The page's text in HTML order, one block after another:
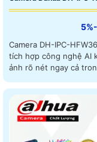
Camera DH-IPC-
tích hợp công nghệ AI